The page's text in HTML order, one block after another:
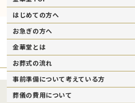
はじめての方へ
お急ぎの方へ
金華堂とは
お葬式の流れ
事前準備について考えている方
葬儀の費用について